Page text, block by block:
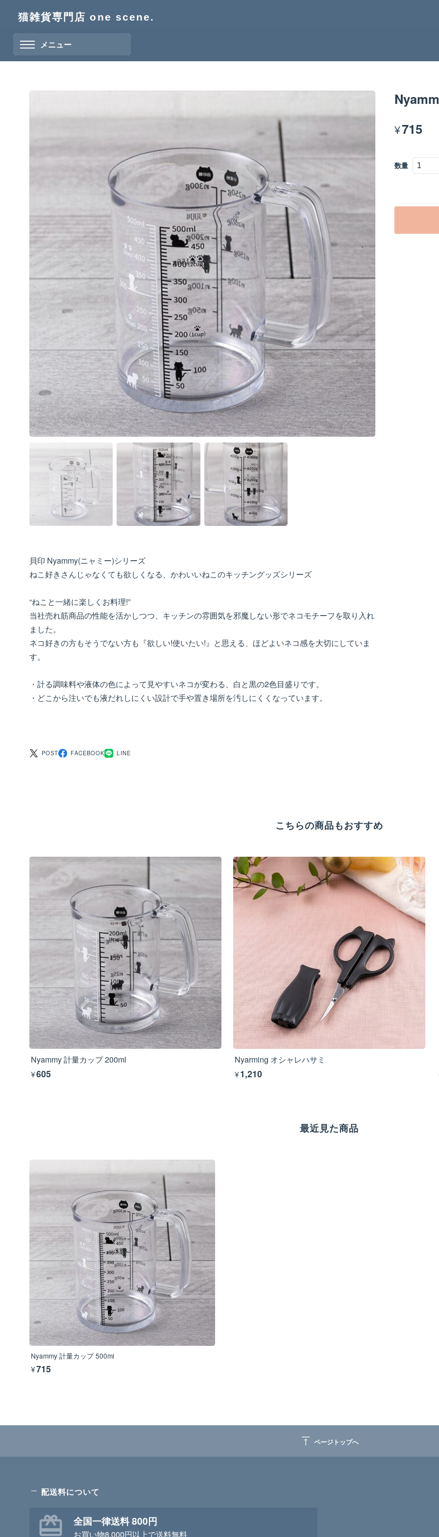
猫雑貨専門店 one scene.
メニュー
¥715
数量
貝印 Nyammy(ニャミー)シリーズ
ねこ好きさんじゃなくても欲しくなる、かわいいねこのキッチングッズシリーズ
“ねこと一緒に楽しくお料理!”
当社売れ筋商品の性能を活かしつつ、キッチンの雰囲気を邪魔しない形でネコモチーフを取り入れ
ました。
ネコ好きの方もそうでない方も『欲しい!使いたい!』と思える、ほどよいネコ感を大切にしていま
す。
・計る調味料や液体の色によって見やすいネコが変わる、白と黒の2色目盛りです。
・どこから注いでも液だれしにくい設計で手や置き場所を汚しにくくなっています。
POST FACEBOOK LINE
こちらの商品もおすすめ
Nyammy 計量カップ 200ml
¥605
Nyarming オシャレハサミ
¥1,210
最近見た商品
Nyammy 計量カップ 500ml
¥715
vertical_align_top ページトップへ
配送料について
全国一律送料 800円
お買い物8,000円以上で送料無料